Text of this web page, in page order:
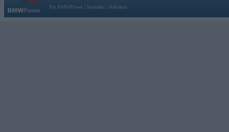
Par BMWPower
Kontakti Reklāma